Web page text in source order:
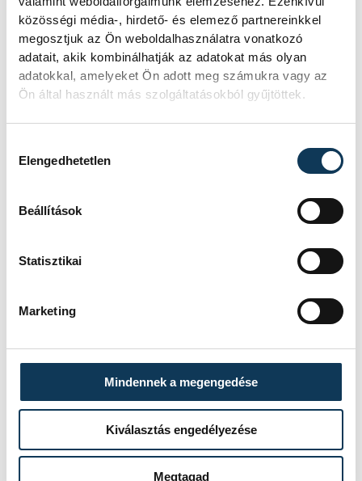
közösségi média-, hirdető- és elemező partnereinkkel
megosztjuk az Ön weboldalhasználatra vonatkozó
adatait, akik kombinálhatják az adatokat más olyan
adatokkal, amelyeket Ön adott meg számukra vagy az
Ön által használt más szolgáltatásokból gyűjtöttek.
Elengedhetetlen
Beállítások
Statisztikai
Marketing
Mindennek a megengedése
Kiválasztás engedélyezése
Megtagad